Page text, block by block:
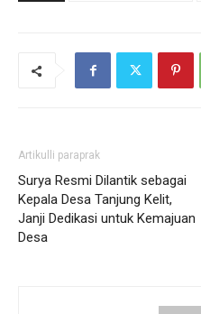
Artikulli paraprak
Surya Resmi Dilantik sebagai
Kepala Desa Tanjung Kelit,
Janji Dedikasi untuk Kemajuan
Desa